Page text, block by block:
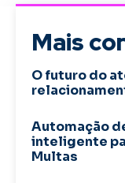
Mais
O futuro do
Automação
inteligente
Multas